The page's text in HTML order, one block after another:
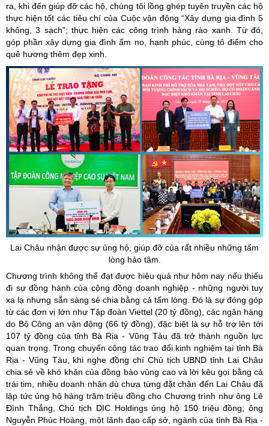
ra, khi đến giúp đỡ các hộ, chúng tôi lồng ghép tuyên truyền các hộ
thực hiện tốt các tiêu chí của Cuộc vận động “Xây dựng gia đình 5
không, 3 sạch”; thực hiện các công trình hàng rào xanh. Từ đó,
góp phần xây dựng gia đình ấm no, hạnh phúc, cùng tô điểm cho
quê hương thêm đẹp xinh.
Lai Châu nhận được sự ủng hộ, giúp đỡ của rất nhiều những tấm
lòng hảo tâm.
Chương trình không thể đạt được hiệu quả như hôm nay nếu thiếu
đi sự đồng hành của cộng đồng doanh nghiệp - những người tuy
xa lạ nhưng sẵn sàng sẻ chia bằng cả tấm lòng. Đó là sự đóng góp
từ các đơn vị lớn như Tập đoàn Viettel (20 tỷ đồng), các ngân hàng
do Bộ Công an vận động (66 tỷ đồng), đặc biệt là sự hỗ trợ lên tới
107 tỷ đồng của tỉnh Bà Rịa - Vũng Tàu đã trở thành nguồn lực
quan trọng. Trong chuyến công tác trao đổi kinh nghiệm tại tỉnh Bà
Rịa - Vũng Tàu, khi nghe đồng chí Chủ tịch UBND tỉnh Lai Châu
chia sẻ về khó khăn của đồng bào vùng cao và lời kêu gọi bằng cả
trái tim, nhiều doanh nhân dù chưa từng đặt chân đến Lai Châu đã
lập tức ủng hộ hàng trăm triệu đồng cho Chương trình như ông Lê
Đình Thắng, Chủ tịch DIC Holdings ủng hộ 150 triệu đồng; ông
Nguyễn Phúc Hoàng, một lãnh đạo cấp sở, ngành của tỉnh Bà Rịa -